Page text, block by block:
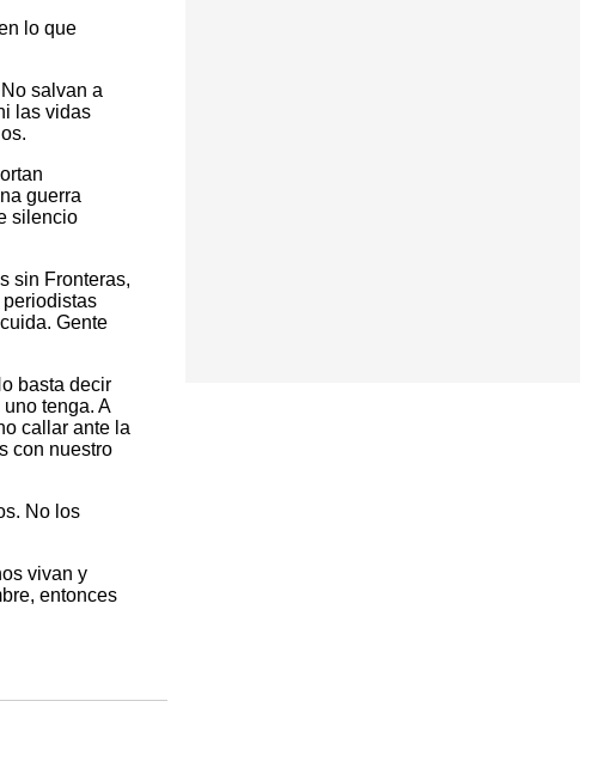
lo que
salvan a
las vidas
guerra
silencio
sin Fronteras,
Gente
basta decir
tenga. A
callar ante la
con nuestro
No los
vivan y
entonces